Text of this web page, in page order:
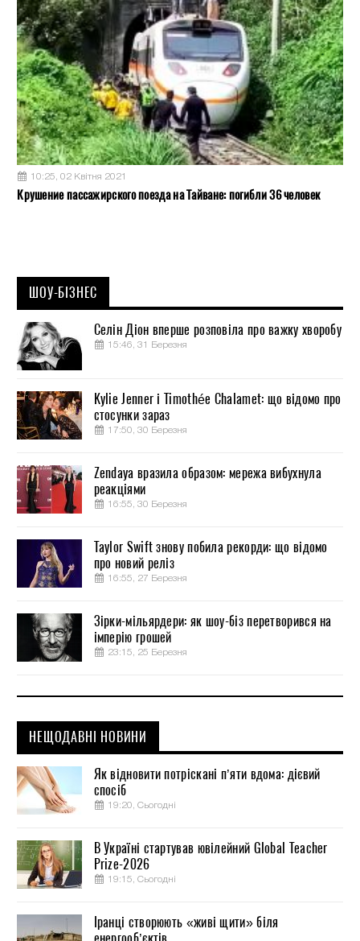
10:25, 02 Квітня 2021
Крушение пассажирского поезда на Тайване: погибли 36 человек
ШОУ-БІЗНЕС
Селін Діон вперше розповіла про важку хворобу
15:46, 31 Березня
Kylie Jenner і Timothée Chalamet: що відомо про
стосунки зараз
17:50, 30 Березня
Zendaya вразила образом: мережа вибухнула
реакціями
16:55, 30 Березня
Taylor Swift знову побила рекорди: що відомо
про новий реліз
16:55, 27 Березня
Зірки-мільярдери: як шоу-біз перетворився на
імперію грошей
23:15, 25 Березня
НЕЩОДАВНІ НОВИНИ
Як відновити потріскані п’яти вдома: дієвий
спосіб
19:20, Сьогодні
В Україні стартував ювілейний Global Teacher
Prize-2026
19:15, Сьогодні
Іранці створюють «живі щити» біля